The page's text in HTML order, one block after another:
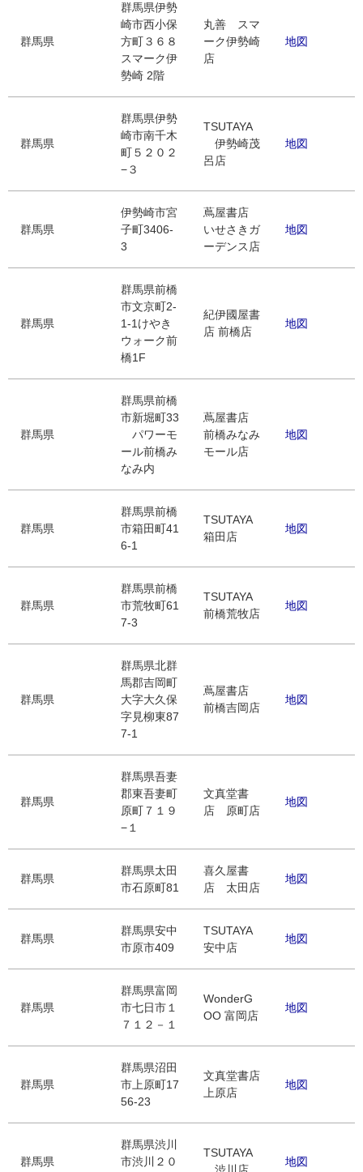
群馬県
群馬県伊勢
崎市西小保
方町３６８
スマーク伊
勢崎 2階
丸善 スマ
ーク伊勢崎
店
地図
群馬県
群馬県伊勢
崎市南千木
町５２０２
−３
TSUTAYA
伊勢崎茂
呂店
地図
群馬県
伊勢崎市宮
子町3406-
3
蔦屋書店
いせさきガ
ーデンス店
地図
群馬県
群馬県前橋
市文京町2-
1-1けやき
ウォーク前
橋1F
紀伊國屋書
店 前橋店
地図
群馬県
群馬県前橋
市新堀町33
パワーモ
ール前橋み
なみ内
蔦屋書店
前橋みなみ
モール店
地図
群馬県
群馬県前橋
市箱田町41
6-1
TSUTAYA
箱田店
地図
群馬県
群馬県前橋
市荒牧町61
7-3
TSUTAYA
前橋荒牧店
地図
群馬県
群馬県北群
馬郡吉岡町
大字大久保
字見柳東87
7-1
蔦屋書店
前橋吉岡店
地図
群馬県
群馬県吾妻
郡東吾妻町
原町７１９
−１
文真堂書
店 原町店
地図
群馬県
群馬県太田
市石原町81
喜久屋書
店 太田店
地図
群馬県
群馬県安中
市原市409
TSUTAYA
安中店
地図
群馬県
群馬県富岡
市七日市１
７１２－１
WonderG
OO 富岡店
地図
群馬県
群馬県沼田
市上原町17
56-23
文真堂書店
上原店
地図
群馬県
群馬県渋川
市渋川２０
TSUTAYA
地図